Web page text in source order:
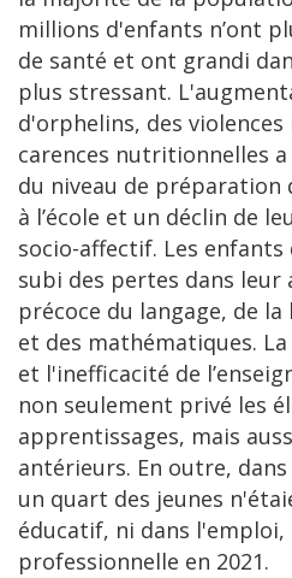
millions d'enfants n’ont
de santé et ont grandi
plus stressant.
d'orphelins, des
carences nutritionnelles
du niveau de préparation
à l’école et un déclin de
socio-affectif. Les
subi des pertes dans leur
précoce du langage, de
et des mathématiques.
et l'inefficacité de
non seulement privé les
apprentissages, mais
antérieurs. En outre,
un quart des jeunes
éducatif, ni dans
professionnelle en 2021.